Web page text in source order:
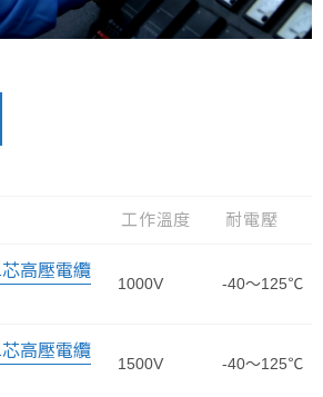
工作溫度 耐電壓
高壓電纜
1000V -40～125℃
高壓電纜
1500V -40～125℃